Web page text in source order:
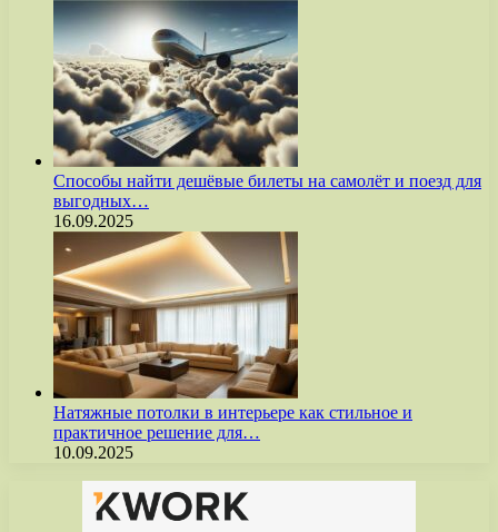
Способы найти дешёвые билеты на самолёт и поезд для
выгодных…
16.09.2025
Натяжные потолки в интерьере как стильное и
практичное решение для…
10.09.2025